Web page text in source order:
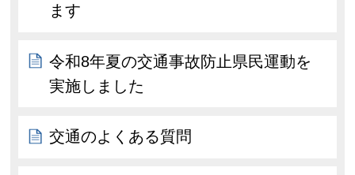
ます
令和8年夏の交通事故防止県民運動を
実施しました
交通のよくある質問